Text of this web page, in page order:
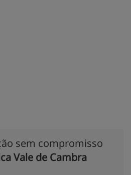
sem compromisso
Vale de Cambra